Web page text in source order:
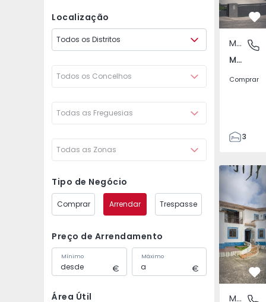
Localização
Todos os Distritos
Todos os Concelhos
Todas as Freguesias
Todas as Zonas
Tipo de Negócio
Comprar Arrendar Trespasse
Preço de Arrendamento
Mínimo Máximo
Área Útil
Mafra,
Moradia Geminada
Mafra, Lisboa
Comprar
3
164
185
Moradia Isolada T9
Moradia
Moradia Isolada